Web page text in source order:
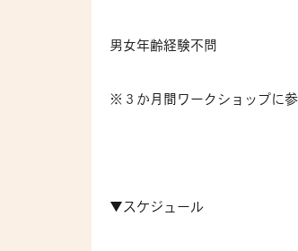
男女年齢経験不問
※３か月間ワークショップに
▼スケジュール